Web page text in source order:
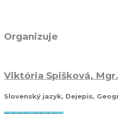
Organizuje
Viktória Spišková, Mgr.
Slovenský jazyk, Dejepis,